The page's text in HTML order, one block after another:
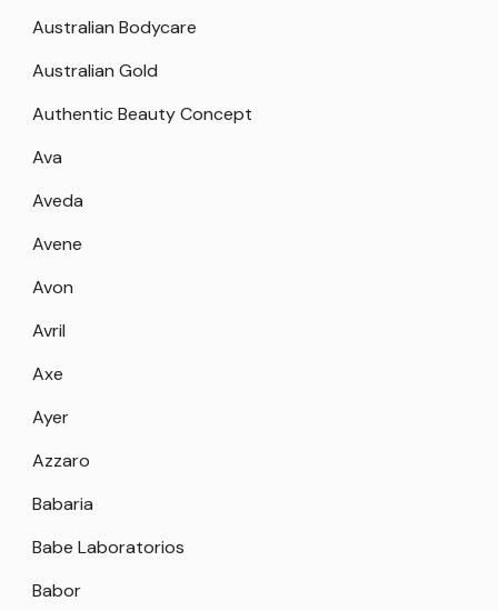
Australian Bodycare
Australian Gold
Authentic Beauty Concept
Ava
Aveda
Avene
Avon
Avril
Axe
Ayer
Azzaro
Babaria
Babe Laboratorios
Babor